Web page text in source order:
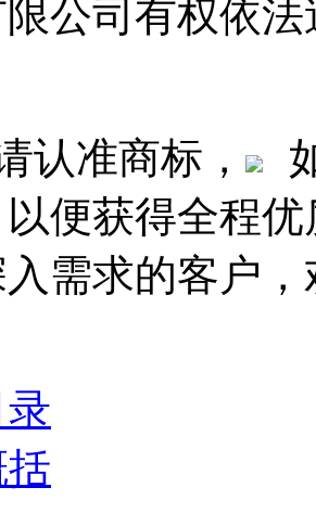
公司有权依
认准商标，
便获得全程
需求的客户